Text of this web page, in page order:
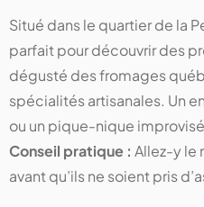
Situé dans le quartier de la
parfait pour découvrir des
dégusté des fromages
spécialités artisanales. Un
ou un pique-nique
Conseil pratique : Allez-y le
avant qu’ils ne soient pris